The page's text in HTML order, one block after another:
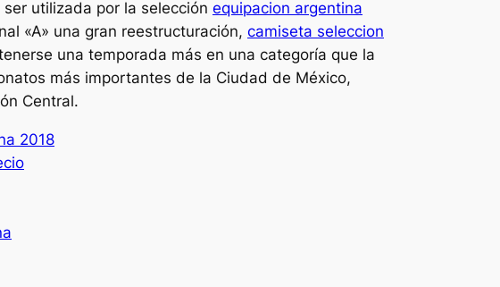
utilizada por la selección equipacion argentina
«A» una gran reestructuración, camiseta seleccion
una temporada más en una categoría que la
más importantes de la Ciudad de México,
Central.